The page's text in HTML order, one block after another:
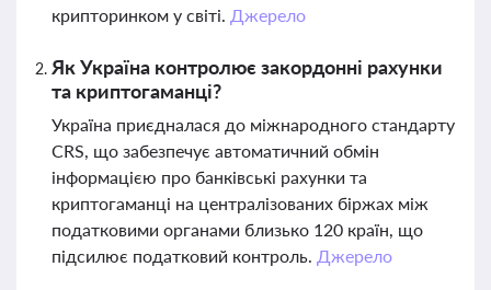
крипторинком у світі. Джерело
Як Україна контролює закордонні рахунки
та криптогаманці?
Україна приєдналася до міжнародного стандарту
CRS, що забезпечує автоматичний обмін
інформацією про банківські рахунки та
криптогаманці на централізованих біржах між
податковими органами близько 120 країн, що
підсилює податковий контроль. Джерело